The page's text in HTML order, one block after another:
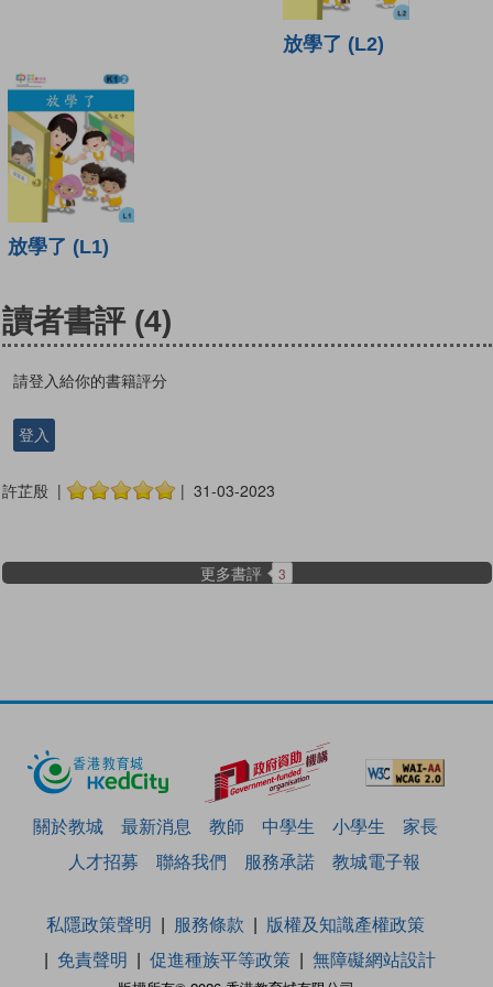
放學了 (L2)
放學了 (L1)
讀者書評 (4)
請登入給你的書籍評分
登入
許芷殷 | | 31-03-2023
更多書評 3
關於教城 最新消息 教師 中學生 小學生
家長
人才招募
聯絡我們 服務承諾 教城電子報
私隱政策聲明 服務條款
版權及知識產權政策
免責聲明
促進種族平等政策 無障礙網站設計